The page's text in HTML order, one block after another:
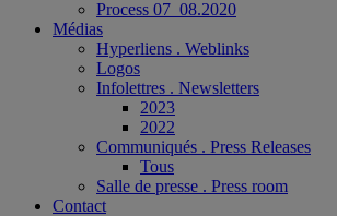
Process 07_08.2020
Médias
Hyperliens . Weblinks
Logos
Infolettres . Newsletters
2023
2022
Communiqués . Press Releases
Tous
Salle de presse . Press room
Contact